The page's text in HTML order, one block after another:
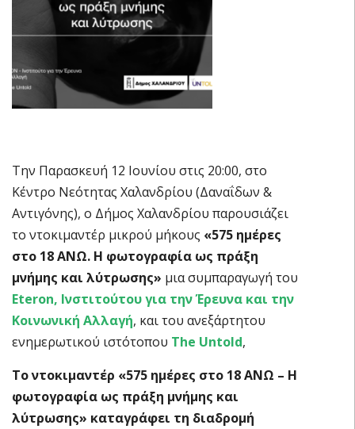
Την Παρασκευή 12 Ιουνίου στις 20:00, στο
Κέντρο Νεότητας Χαλανδρίου (Δαναΐδων &
Αντιγόνης), ο Δήμος Χαλανδρίου παρουσιάζει
το ντοκιμαντέρ μικρού μήκους «575 ημέρες
στο 18 ΑΝΩ. Η φωτογραφία ως πράξη
μνήμης και λύτρωσης» μια συμπαραγωγή του
Eteron, Ινστιτούτου για την Έρευνα και την
Κοινωνική Αλλαγή, και του ανεξάρτητου
ενημερωτικού ιστότοπου The Untold,
Το ντοκιμαντέρ «575 ημέρες στο 18 ΑΝΩ – Η
φωτογραφία ως πράξη μνήμης και
λύτρωσης» καταγράφει τη διαδρομή